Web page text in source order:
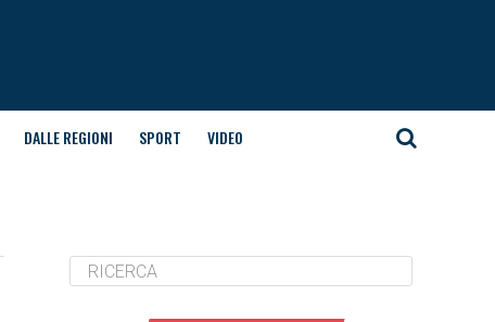
DALLE REGIONI SPORT VIDEO